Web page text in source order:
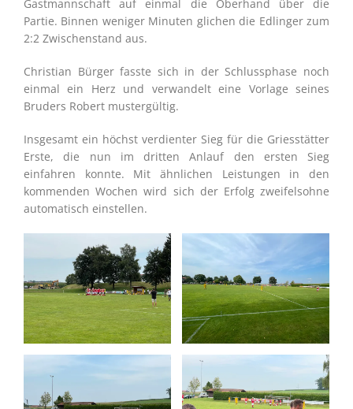
Gastmannschaft auf einmal die Oberhand über die
Partie. Binnen weniger Minuten glichen die Edlinger zum
2:2 Zwischenstand aus.
Christian Bürger fasste sich in der Schlussphase noch
einmal ein Herz und verwandelt eine Vorlage seines
Bruders Robert mustergültig.
Insgesamt ein höchst verdienter Sieg für die Griesstätter
Erste, die nun im dritten Anlauf den ersten Sieg
einfahren konnte. Mit ähnlichen Leistungen in den
kommenden Wochen wird sich der Erfolg zweifelsohne
automatisch einstellen.